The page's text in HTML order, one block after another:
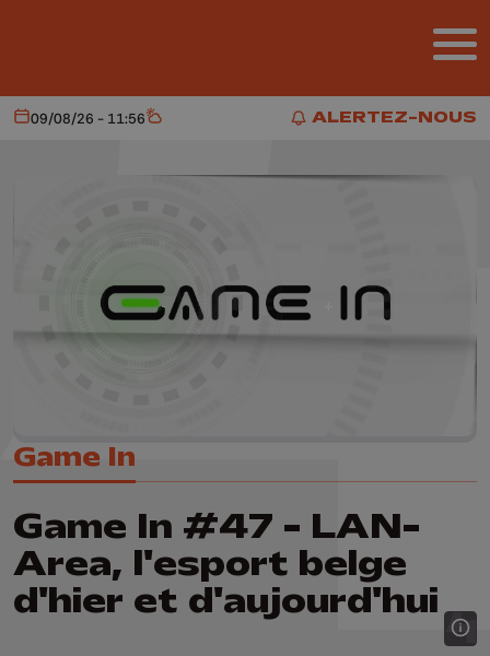
ALERTEZ-NOUS
ALERTEZ-NOUS
Aujourd'hui
09/08/26 - 11:56 Météo
Game In
Game In #47 - LAN-
Area, l'esport belge
d'hier et d'aujourd'hui